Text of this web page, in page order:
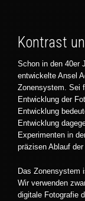
Kontrast
Schon in den 40er
entwickelte Ansel
Zonensystem. Sei
Entwicklung der
Entwicklung
Entwicklung
Experimenten in
präzisen Ablauf
Das Zonensystem
Wir verwenden
digitale Fotografie